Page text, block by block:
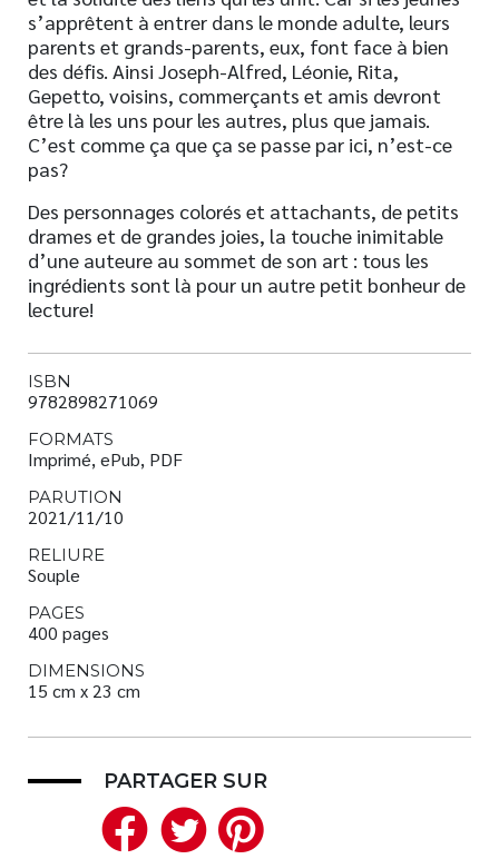
s’apprêtent à entrer dans le monde adulte, leurs
parents et grands-parents, eux, font face à bien
des défis. Ainsi Joseph-Alfred, Léonie, Rita,
Gepetto, voisins, commerçants et amis devront
être là les uns pour les autres, plus que jamais.
C’est comme ça que ça se passe par ici, n’est-ce
pas?
Des personnages colorés et attachants, de petits
drames et de grandes joies, la touche inimitable
d’une auteure au sommet de son art : tous les
ingrédients sont là pour un autre petit bonheur de
lecture!
ISBN
9782898271069
FORMATS
Imprimé, ePub, PDF
PARUTION
2021/11/10
RELIURE
Souple
PAGES
400 pages
DIMENSIONS
15 cm x 23 cm
PARTAGER SUR
Facebook
Twitter